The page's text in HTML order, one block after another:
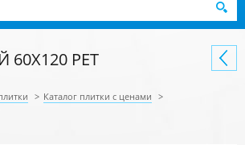
60X120 РЕТ
> Каталог плитки с ценами >